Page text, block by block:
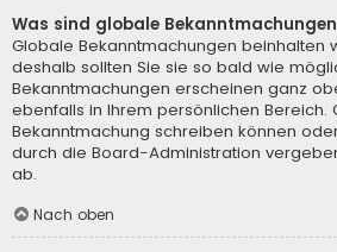
Was sind globale
Globale Bekanntmachungen beinhalten
deshalb sollten Sie sie so bald wie
Bekanntmachungen erscheinen ganz
ebenfalls in Ihrem persönlichen Bereich.
Bekanntmachung schreiben können
durch die Board-Administration
ab.
Nach oben